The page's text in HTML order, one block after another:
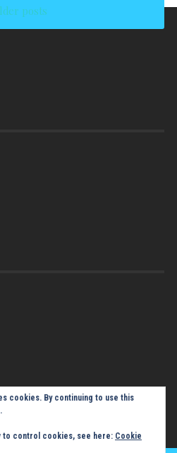
posts
cookies. By continuing to use this
to control cookies, see here: Cookie